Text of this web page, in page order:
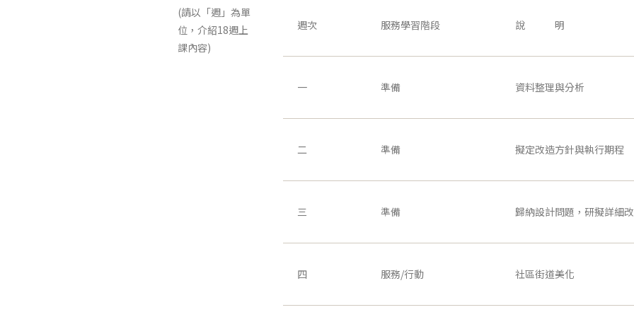
(請以「週」為單
位，介紹18週上
課內容)
週次 服務學習階段 說 明
一 準備 資料整理與分析
二 準備 擬定改造方針與執行期程
三 準備 歸納設計問題，研擬詳細
四 服務/行動 社區街道美化